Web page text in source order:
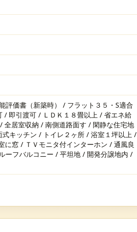
評価書（新築時） / フラット３５・S適合
/ 即引渡可 / ＬＤＫ１８畳以上 / 省エネ給
居室収納 / 南側道路面す / 閑静な住宅地
キッチン / トイレ２ヶ所 / 浴室１坪以上 /
窓 / ＴＶモニタ付インターホン / 通風良
ーフバルコニー / 平坦地 / 開発分譲地内 /